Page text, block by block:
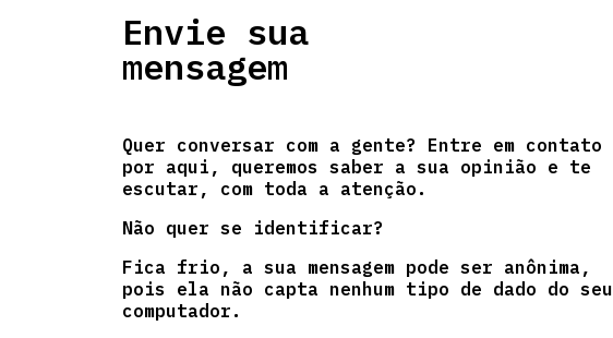
Envie sua
mensagem
Quer conversar com a gente? Entre em contato
por aqui, queremos saber a sua opinião e te
escutar, com toda a atenção.
Não quer se identificar?
Fica frio, a sua mensagem pode ser anônima,
pois ela não capta nenhum tipo de dado do seu
computador.